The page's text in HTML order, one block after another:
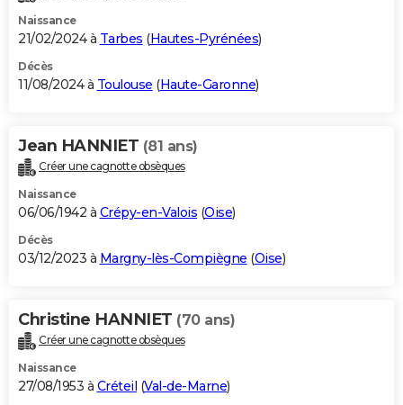
Dictionnaire
Biographies
Citations
Expressions
Proverbes
PROGRAMME TV
S'inscrire
Se connecter
Lycées
Collèges
Primaires
Universités
Entreprises
Service militaire
Avis de recherche
AVIS DE DÉCÈS
Bricolage
Lifestyle
Culture
Sport
Auto
Television
Voyage
Cinema
Naissance
21/02/2024 à Tarbes (Hautes-Pyrénées)
Décès
11/08/2024 à Toulouse (Haute-Garonne)
Jean HANNIET (81 ans)
Créer une cagnotte obsèques
Naissance
06/06/1942 à Crépy-en-Valois (Oise)
Décès
03/12/2023 à Margny-lès-Compiègne (Oise)
Christine HANNIET (70 ans)
Créer une cagnotte obsèques
Naissance
27/08/1953 à Créteil (Val-de-Marne)